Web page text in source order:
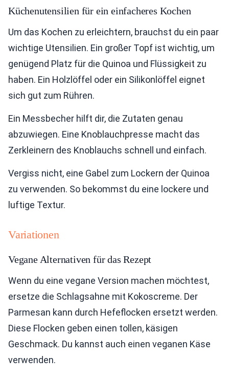
Küchenutensilien für ein einfacheres Kochen
Um das Kochen zu erleichtern, brauchst du ein paar
wichtige Utensilien. Ein großer Topf ist wichtig, um
genügend Platz für die Quinoa und Flüssigkeit zu
haben. Ein Holzlöffel oder ein Silikonlöffel eignet
sich gut zum Rühren.
Ein Messbecher hilft dir, die Zutaten genau
abzuwiegen. Eine Knoblauchpresse macht das
Zerkleinern des Knoblauchs schnell und einfach.
Vergiss nicht, eine Gabel zum Lockern der Quinoa
zu verwenden. So bekommst du eine lockere und
luftige Textur.
Variationen
Vegane Alternativen für das Rezept
Wenn du eine vegane Version machen möchtest,
ersetze die Schlagsahne mit Kokoscreme. Der
Parmesan kann durch Hefeflocken ersetzt werden.
Diese Flocken geben einen tollen, käsigen
Geschmack. Du kannst auch einen veganen Käse
verwenden.